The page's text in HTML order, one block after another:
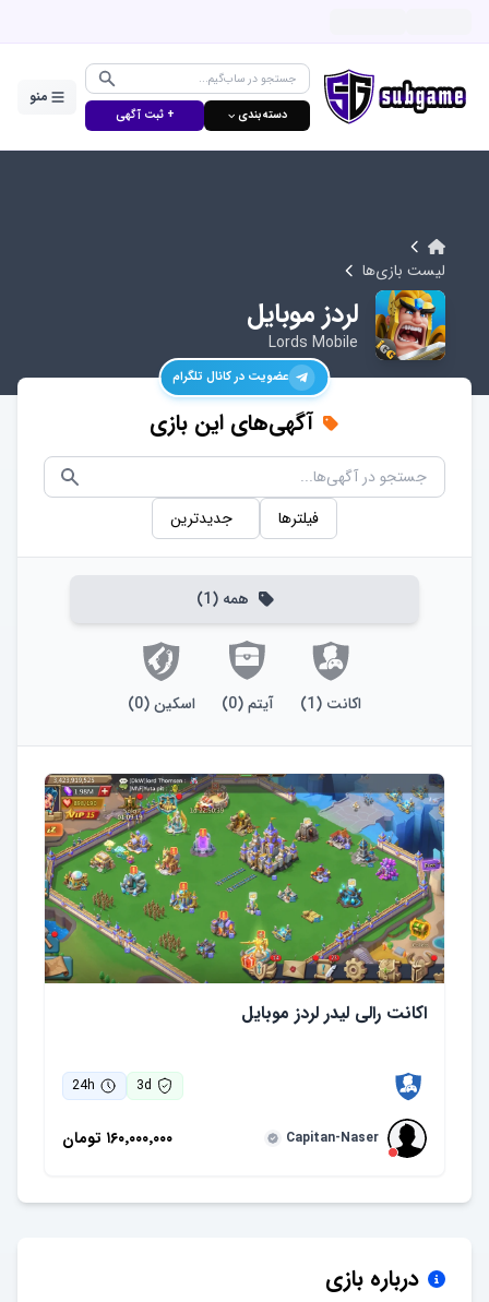
دسته‌بندی ⌵ + ثبت آگهی
منو
لیست بازی‌ها
لردز موبایل
Lords Mobile
عضویت در کانال تلگرام
آگهی‌های این بازی
فیلترها جدیدترین
همه (
1
)
اکانت (
1
) آیتم(
0
) اسکین(
0
)
اکانت رالی لیدر لردز موبایل
3d
24h
Capitan-Naser ۱۶۰٬۰۰۰٬۰۰۰ تومان
درباره بازی